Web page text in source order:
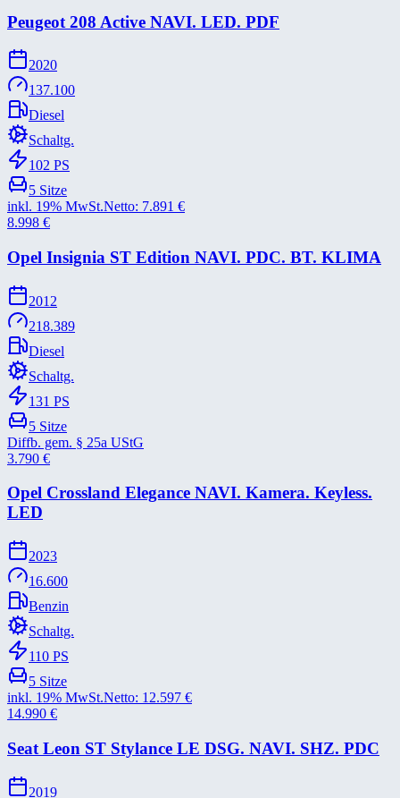
Peugeot 208 Active NAVI. LED. PDF
2020
137.100
Diesel
Schaltg.
102 PS
5 Sitze
inkl. 19% MwSt.Netto: 7.891 €
8.998 €
Opel Insignia ST Edition NAVI. PDC. BT. KLIMA
2012
218.389
Diesel
Schaltg.
131 PS
5 Sitze
Diffb. gem. § 25a UStG
3.790 €
Opel Crossland Elegance NAVI. Kamera. Keyless.
LED
2023
16.600
Benzin
Schaltg.
110 PS
5 Sitze
inkl. 19% MwSt.Netto: 12.597 €
14.990 €
Seat Leon ST Stylance LE DSG. NAVI. SHZ. PDC
2019